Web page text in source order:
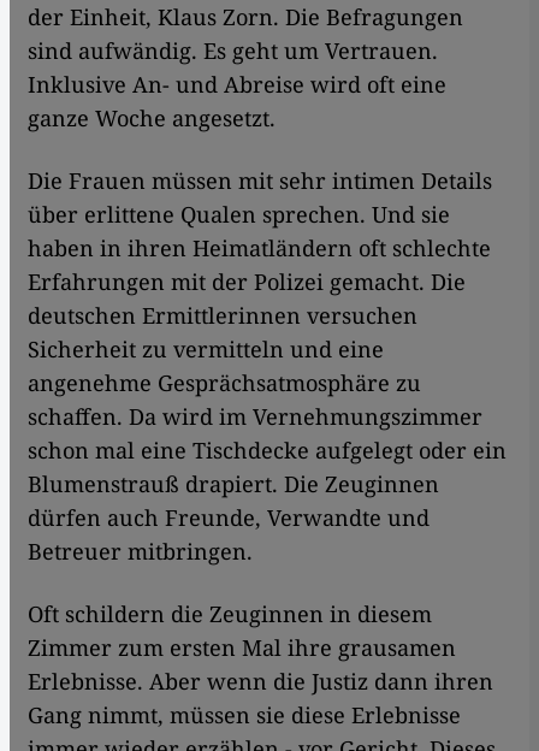
der Einheit, Klaus Zorn. Die Befragungen
sind aufwändig. Es geht um Vertrauen.
Inklusive An- und Abreise wird oft eine
ganze Woche angesetzt.
Die Frauen müssen mit sehr intimen Details
über erlittene Qualen sprechen. Und sie
haben in ihren Heimatländern oft schlechte
Erfahrungen mit der Polizei gemacht. Die
deutschen Ermittlerinnen versuchen
Sicherheit zu vermitteln und eine
angenehme Gesprächsatmosphäre zu
schaffen. Da wird im Vernehmungszimmer
schon mal eine Tischdecke aufgelegt oder ein
Blumenstrauß drapiert. Die Zeuginnen
dürfen auch Freunde, Verwandte und
Betreuer mitbringen.
Oft schildern die Zeuginnen in diesem
Zimmer zum ersten Mal ihre grausamen
Erlebnisse. Aber wenn die Justiz dann ihren
Gang nimmt, müssen sie diese Erlebnisse